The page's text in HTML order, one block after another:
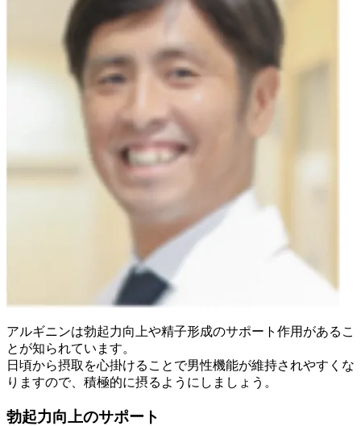
アルギニンは勃起力向上や精子形成のサポート作用があるこ
とが知られています。
日頃から摂取を心掛けることで男性機能が維持されやすくな
りますので、積極的に摂るようにしましょう。
勃起力向上のサポート